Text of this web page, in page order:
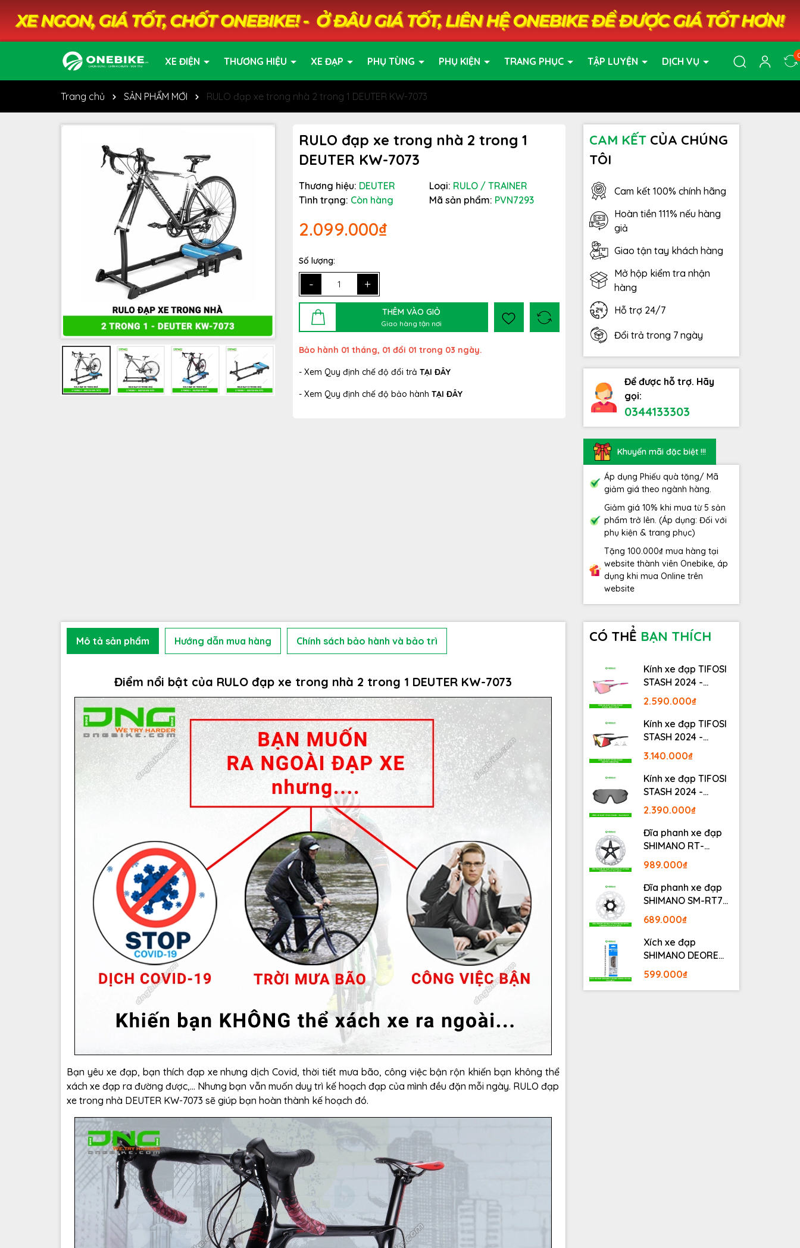
XE ĐIỆN THƯƠNG HIỆU XE ĐẠP PHỤ TÙNG PHỤ KIỆN TRANG PHỤC TẬP LUYỆN DỊCH VỤ
Trang chủ SẢN PHẨM MỚI RULO đạp xe trong nhà 2 trong 1 DEUTER KW-7073
RULO đạp xe trong nhà 2 trong 1
DEUTER KW-7073
Thương hiệu: DEUTER Loại: RULO / TRAINER
Tình trạng: Còn hàng Mã sản phẩm: PVN7293
2.099.000₫
Số lượng:
- +
THÊM VÀO GIỎ
Giao hàng tận nơi
Bảo hành 01 tháng, 01 đổi 01 trong 03 ngày.
- Xem Quy định chế độ đổi trả TẠI ĐÂY
- Xem Quy định chế độ bảo hành TẠI ĐÂY
CAM KẾTCỦA CHÚNG
TÔI
Cam kết 100% chính hãng
Hoàn tiền 111% nếu hàng
giả
Giao tận tay khách hàng
Mở hộp kiểm tra nhận
hàng
Hỗ trợ 24/7
Đổi trả trong 7 ngày
Để được hỗ trợ. Hãy
gọi:
0344133303
Khuyến mãi đặc biệt !!!
Áp dụng Phiếu quà tặng/ Mã
giảm giá theo ngành hàng.
Giảm giá 10% khi mua từ 5 sản
phẩm trở lên. (Áp dụng: Đối với
phụ kiện & trang phục)
Tặng 100.000₫ mua hàng tại
website thành viên Onebike, áp
dụng khi mua Online trên
website
Mô tả sản phẩm Hướng dẫn mua hàng Chính sách bảo hành và bảo trì
Điểm nổi bật của RULO đạp xe trong nhà 2 trong 1 DEUTER KW-7073
Bạn yêu xe đạp, bạn thích đạp xe nhưng dịch Covid, thời tiết mưa bão, công việc bận rộn khiến bạn không thể
xách xe đạp ra đường được,... Nhưng bạn vẫn muốn duy trì kế hoạch đạp của mình đều đặn mỗi ngày. RULO đạp
xe trong nhà DEUTER KW-7073 sẽ giúp bạn hoàn thành kế hoạch đó.
CÓ THỂ BẠN THÍCH
Kính xe đạp TIFOSI
STASH 2024 -
STASH, RACE PINK
2.590.000₫
Kính xe đạp TIFOSI
STASH 2024 -
MATTE GUNMETAL
3.140.000₫
Kính xe đạp TIFOSI
STASH 2024 -
BLACKOUT
2.390.000₫
Đĩa phanh xe đạp
SHIMANO RT-
MT800 Center lock
Fullbox
989.000₫
Đĩa phanh xe đạp
SHIMANO SM-RT70
Center lock Fullbox
689.000₫
Xích xe đạp
SHIMANO DEORE
M6100 12S 126L
Fullbox
599.000₫